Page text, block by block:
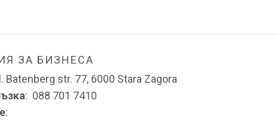
ЗА БИЗНЕСА
Batenberg str. 77, 6000 Stara Zagora
: 088 701 7410
: